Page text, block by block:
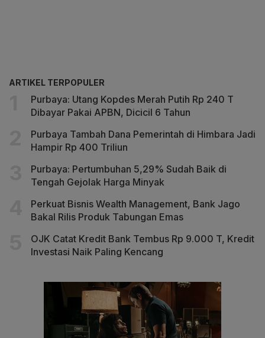
ARTIKEL TERPOPULER
Purbaya: Utang Kopdes Merah Putih Rp 240 T
Dibayar Pakai APBN, Dicicil 6 Tahun
Purbaya Tambah Dana Pemerintah di Himbara Jadi
Hampir Rp 400 Triliun
Purbaya: Pertumbuhan 5,29% Sudah Baik di
Tengah Gejolak Harga Minyak
Perkuat Bisnis Wealth Management, Bank Jago
Bakal Rilis Produk Tabungan Emas
OJK Catat Kredit Bank Tembus Rp 9.000 T, Kredit
Investasi Naik Paling Kencang